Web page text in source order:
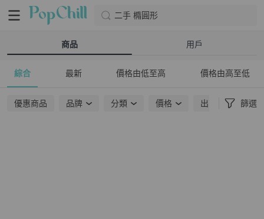
二手 橢圓形
商品 用戶
綜合 最新 價格由低至高 價格由高至低
優惠商品 品牌 分類 價格 出貨地點 篩選